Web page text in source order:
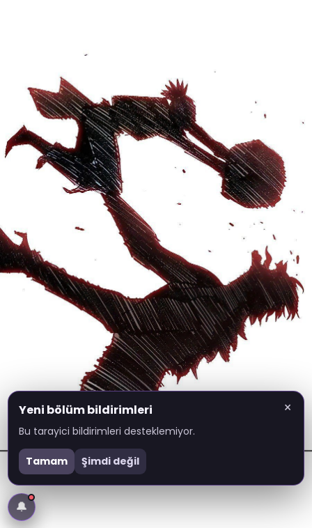
×
Yeni bölüm bildirimleri
Bu tarayici bildirimleri desteklemiyor.
Tamam Şimdi değil
🔔